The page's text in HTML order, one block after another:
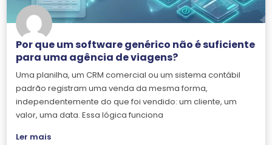
Por que um software genérico não é suficiente
para uma agência de viagens?
Uma planilha, um CRM comercial ou um sistema contábil
padrão registram uma venda da mesma forma,
independentemente do que foi vendido: um cliente, um
valor, uma data. Essa lógica funciona
Ler mais